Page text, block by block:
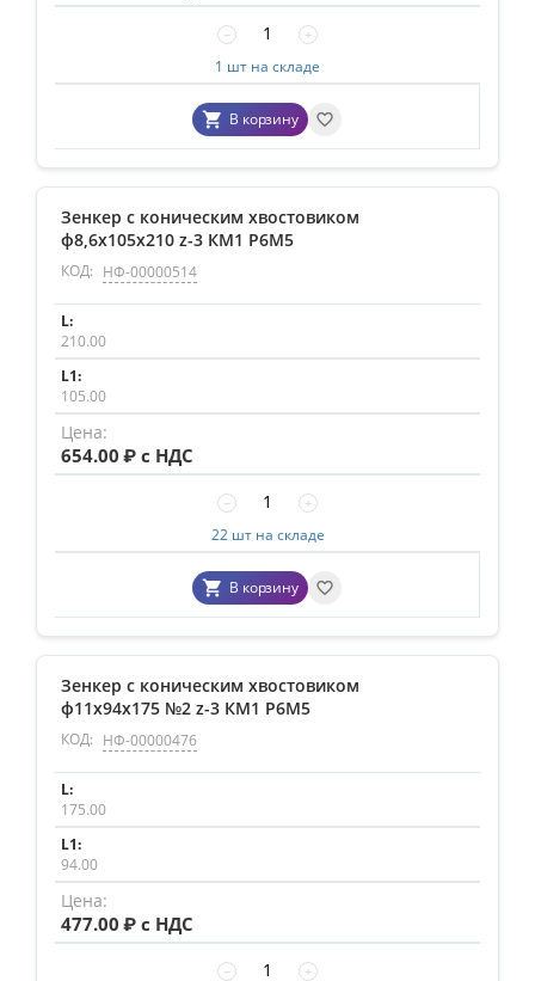
+
−
1 шт на складе
В корзину
Зенкер с коническим хвостовиком
ф8,6х105х210 z-3 КМ1 Р6М5
КОД: НФ-00000514
210.00
105.00
654.00 ₽ с НДС
+
−
22 шт на складе
В корзину
Зенкер с коническим хвостовиком
ф11х94х175 №2 z-3 КМ1 Р6М5
КОД: НФ-00000476
175.00
94.00
477.00 ₽ с НДС
+
−